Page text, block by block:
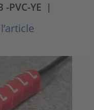
-PVC-YE |